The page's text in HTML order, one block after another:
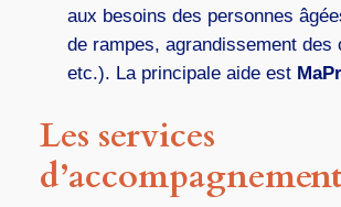
aux besoins des personnes
de rampes, agrandissement des
etc.). La principale aide est
Les services